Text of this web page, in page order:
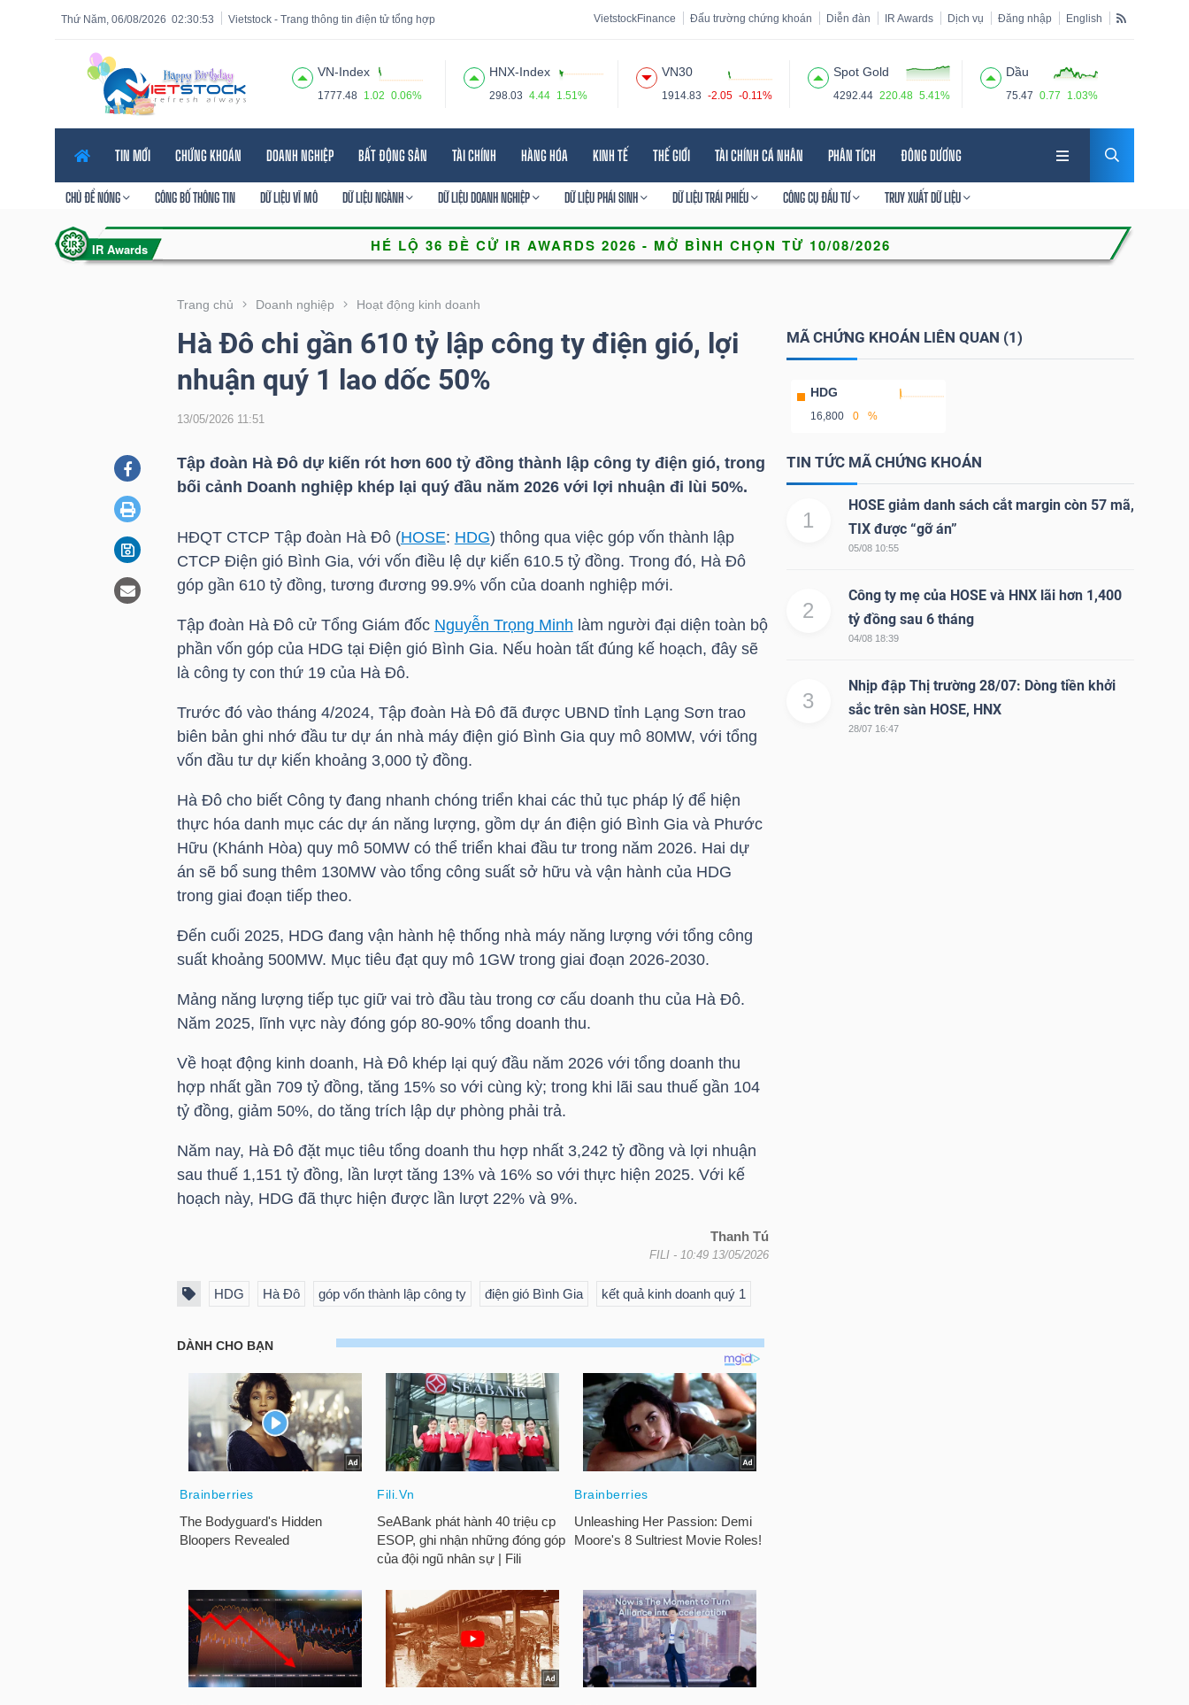
02:30:54
Thứ Năm, 06/08/2026 Vietstock - Trang thông tin điện tử tổng hợp VietstockFinance Đấu trường chứng khoán Diễn đàn IR Awards Dịch vụ Đăng nhập English
VN-Index
1777.48 1.02 0.06%
HNX-Index
298.03 4.44 1.51%
VN30
1914.83 -2.05 -0.11%
Spot Gold
4292.44 220.48 5.41%
Dầu
75.47 0.77 1.03%
TIN MỚI CHỨNG KHOÁN DOANH NGHIỆP BẤT ĐỘNG SẢN TÀI CHÍNH HÀNG HÓA KINH TẾ THẾ GIỚI TÀI CHÍNH CÁ NHÂN PHÂN TÍCH ĐÔNG DƯƠNG
CHỦ ĐỀ NÓNG CÔNG BỐ THÔNG TIN DỮ LIỆU VĨ MÔ DỮ LIỆU NGÀNH DỮ LIỆU DOANH NGHIỆP DỮ LIỆU PHÁI SINH DỮ LIỆU TRÁI PHIẾU CÔNG CỤ ĐẦU TƯ TRUY XUẤT DỮ LIỆU
Trang chủ Doanh nghiệp Hoạt động kinh doanh
Hà Đô chi gần 610 tỷ lập công ty điện gió, lợi
nhuận quý 1 lao dốc 50%
13/05/2026 11:51
Tập đoàn Hà Đô dự kiến rót hơn 600 tỷ đồng thành lập công ty điện gió, trong
bối cảnh Doanh nghiệp khép lại quý đầu năm 2026 với lợi nhuận đi lùi 50%.
HĐQT CTCP Tập đoàn Hà Đô (HOSE: HDG) thông qua việc góp vốn thành lập
CTCP Điện gió Bình Gia, với vốn điều lệ dự kiến 610.5 tỷ đồng. Trong đó, Hà Đô
góp gần 610 tỷ đồng, tương đương 99.9% vốn của doanh nghiệp mới.
Tập đoàn Hà Đô cử Tổng Giám đốc Nguyễn Trọng Minh làm người đại diện toàn bộ
phần vốn góp của HDG tại Điện gió Bình Gia. Nếu hoàn tất đúng kế hoạch, đây sẽ
là công ty con thứ 19 của Hà Đô.
Trước đó vào tháng 4/2024, Tập đoàn Hà Đô đã được UBND tỉnh Lạng Sơn trao
biên bản ghi nhớ đầu tư dự án nhà máy điện gió Bình Gia quy mô 80MW, với tổng
vốn đầu tư dự kiến khoảng 3,000 tỷ đồng.
Hà Đô cho biết Công ty đang nhanh chóng triển khai các thủ tục pháp lý để hiện
thực hóa danh mục các dự án năng lượng, gồm dự án điện gió Bình Gia và Phước
Hữu (Khánh Hòa) quy mô 50MW có thể triển khai đầu tư trong năm 2026. Hai dự
án sẽ bổ sung thêm 130MW vào tổng công suất sở hữu và vận hành của HDG
trong giai đoạn tiếp theo.
Đến cuối 2025, HDG đang vận hành hệ thống nhà máy năng lượng với tổng công
suất khoảng 500MW. Mục tiêu đạt quy mô 1GW trong giai đoạn 2026-2030.
Mảng năng lượng tiếp tục giữ vai trò đầu tàu trong cơ cấu doanh thu của Hà Đô.
Năm 2025, lĩnh vực này đóng góp 80-90% tổng doanh thu.
Về hoạt động kinh doanh, Hà Đô khép lại quý đầu năm 2026 với tổng doanh thu
hợp nhất gần 709 tỷ đồng, tăng 15% so với cùng kỳ; trong khi lãi sau thuế gần 104
tỷ đồng, giảm 50%, do tăng trích lập dự phòng phải trả.
Năm nay, Hà Đô đặt mục tiêu tổng doanh thu hợp nhất 3,242 tỷ đồng và lợi nhuận
sau thuế 1,151 tỷ đồng, lần lượt tăng 13% và 16% so với thực hiện 2025. Với kế
hoạch này, HDG đã thực hiện được lần lượt 22% và 9%.
Thanh Tú
FILI - 10:49 13/05/2026
HDG Hà Đô góp vốn thành lập công ty điện gió Bình Gia kết quả kinh doanh quý 1
MÃ CHỨNG KHOÁN LIÊN QUAN (1)
HDG
16,800 0 %
TIN TỨC MÃ CHỨNG KHOÁN
1
HOSE giảm danh sách cắt margin còn 57 mã,
TIX được “gỡ án”
05/08 10:55
2
Công ty mẹ của HOSE và HNX lãi hơn 1,400
tỷ đồng sau 6 tháng
04/08 18:39
3
Nhịp đập Thị trường 28/07: Dòng tiền khởi
sắc trên sàn HOSE, HNX
28/07 16:47
Tính năng
năng
VIETSTOCK